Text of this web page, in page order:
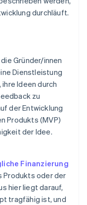
durchläuft.
Gründer/innen
Dienstleistung
Ideen durch
zu
der Entwicklung
Produkts (MVP)
der Idee.
Finanzierung
Produkts oder der
hier liegt darauf,
tragfähig ist, und